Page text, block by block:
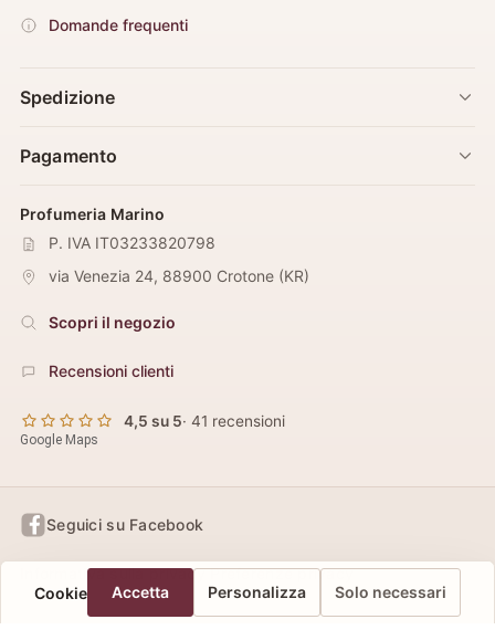
Domande frequenti
Spedizione
Pagamento
Profumeria Marino
P. IVA IT03233820798
via Venezia 24, 88900 Crotone (KR)
Scopri il negozio
Recensioni clienti
4,5 su 5· 41 recensioni
Google Maps
Seguici su Facebook
Informativa sulla privacy Preferenze privacy
Cookie
Accetta Personalizza Solo necessari